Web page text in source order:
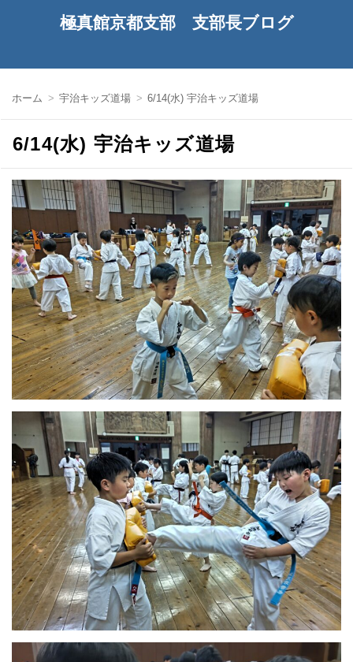
極真館京都支部 支部長ブログ
ホーム 宇治キッズ道場 6/14(水) 宇治キッズ道場
6/14(水) 宇治キッズ道場